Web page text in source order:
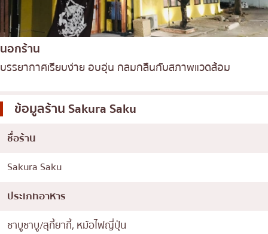
นอกร้าน
บรรยากาศเรียบง่าย อบอุ่น กลมกลืนกับสภาพแวดล้อม
ข้อมูลร้านSakura Saku
ชื่อร้าน
Sakura Saku
ประเภทอาหาร
ชาบูชาบู/สุกี้ยากี้, หม้อไฟญี่ปุ่น